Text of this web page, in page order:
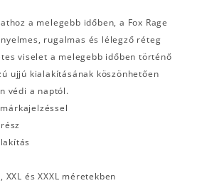
a melegebb időben, a Fox Rage
rugalmas és lélegző réteg
viselet a melegebb időben történő
ujjú kialakításának köszönhetően
védi a naptól.
XXL és XXXL méretekben